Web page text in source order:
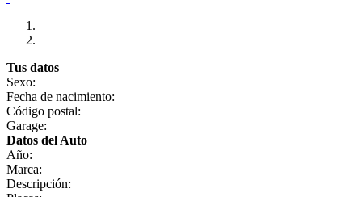
Tus datos
Sexo:
Fecha de nacimiento:
Código postal:
Garage:
Datos del Auto
Año:
Marca:
Descripción: